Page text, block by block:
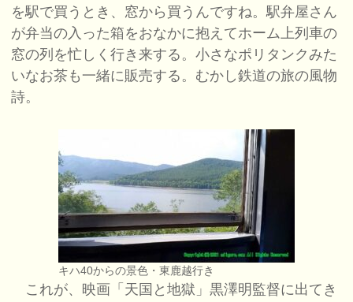
を駅で買うとき、窓から買うんですね。駅弁屋さん
が弁当の入った箱をおなかに抱えてホーム上列車の
窓の列を忙しく行き来する。小さなポリタンクみた
いなお茶も一緒に販売する。むかし鉄道の旅の風物
詩。
キハ40からの景色・東鹿越行き
これが、映画「天国と地獄」黒澤明監督に出てき